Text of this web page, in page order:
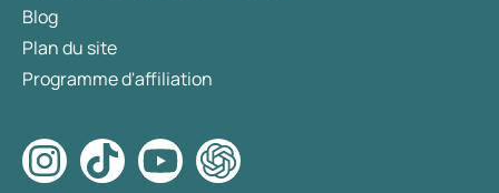
Blog
Plan du site
Programme d'affiliation